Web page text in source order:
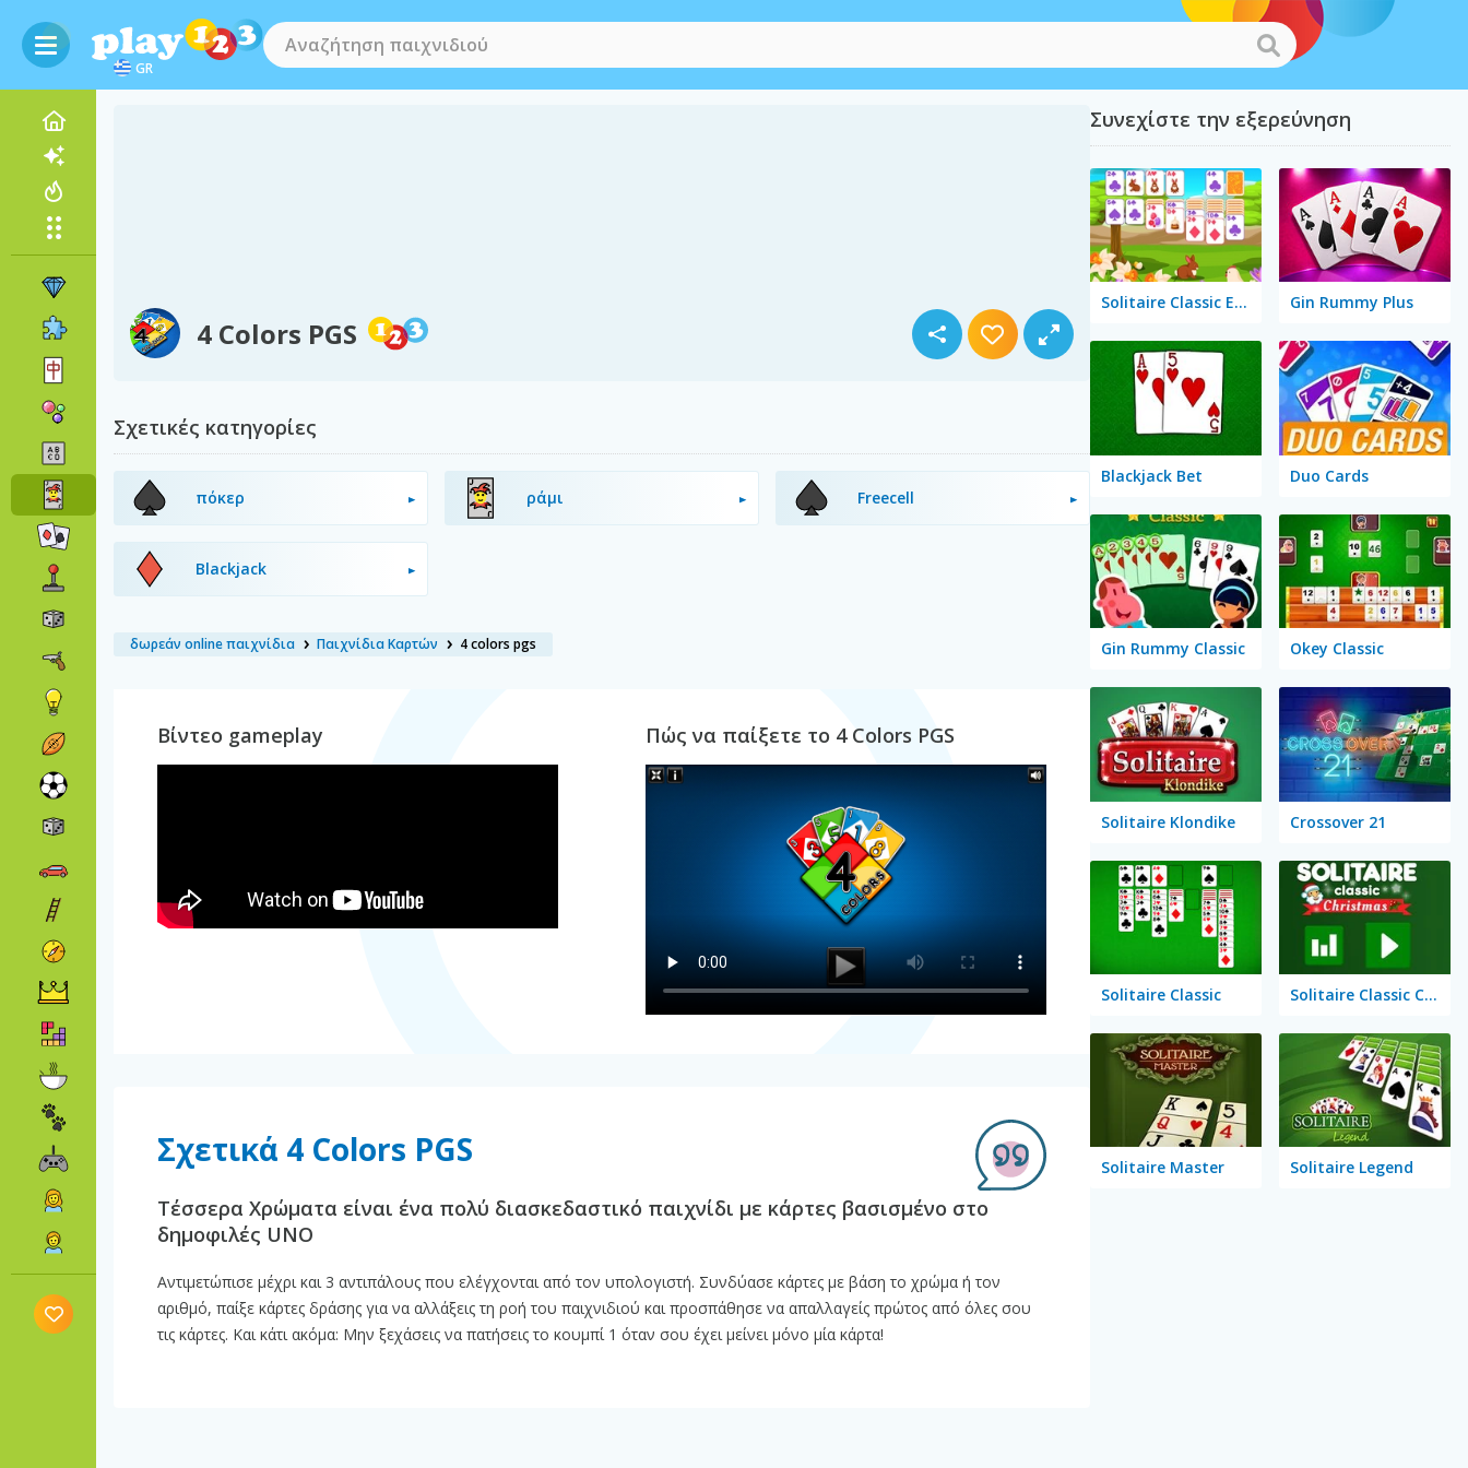
GR
4 Colors PGS
Σχετικές κατηγορίες
πόκερ ράμι Freecell
Blackjack
δωρεάν online παιχνίδια Παιχνίδια Καρτών 4 colors pgs
Βίντεο gameplay Πώς να παίξετε το 4 Colors PGS
Σχετικά 4 Colors PGS
Τέσσερα Χρώματα είναι ένα πολύ διασκεδαστικό παιχνίδι με κάρτες βασισμένο στο
δημοφιλές UNO
Αντιμετώπισε μέχρι και 3 αντιπάλους που ελέγχονται από τον υπολογιστή. Συνδύασε κάρτες με βάση το χρώμα ή τον
αριθμό, παίξε κάρτες δράσης για να αλλάξεις τη ροή του παιχνιδιού και προσπάθησε να απαλλαγείς πρώτος από όλες σου
τις κάρτες. Και κάτι ακόμα: Μην ξεχάσεις να πατήσεις το κουμπί 1 όταν σου έχει μείνει μόνο μία κάρτα!
Συνεχίστε την εξερεύνηση
Solitaire Classic Easter Gin Rummy Plus
Blackjack Bet Duo Cards
Gin Rummy Classic Okey Classic
Solitaire Klondike Crossover 21
Solitaire Classic Solitaire Classic Christmas
Solitaire Master Solitaire Legend